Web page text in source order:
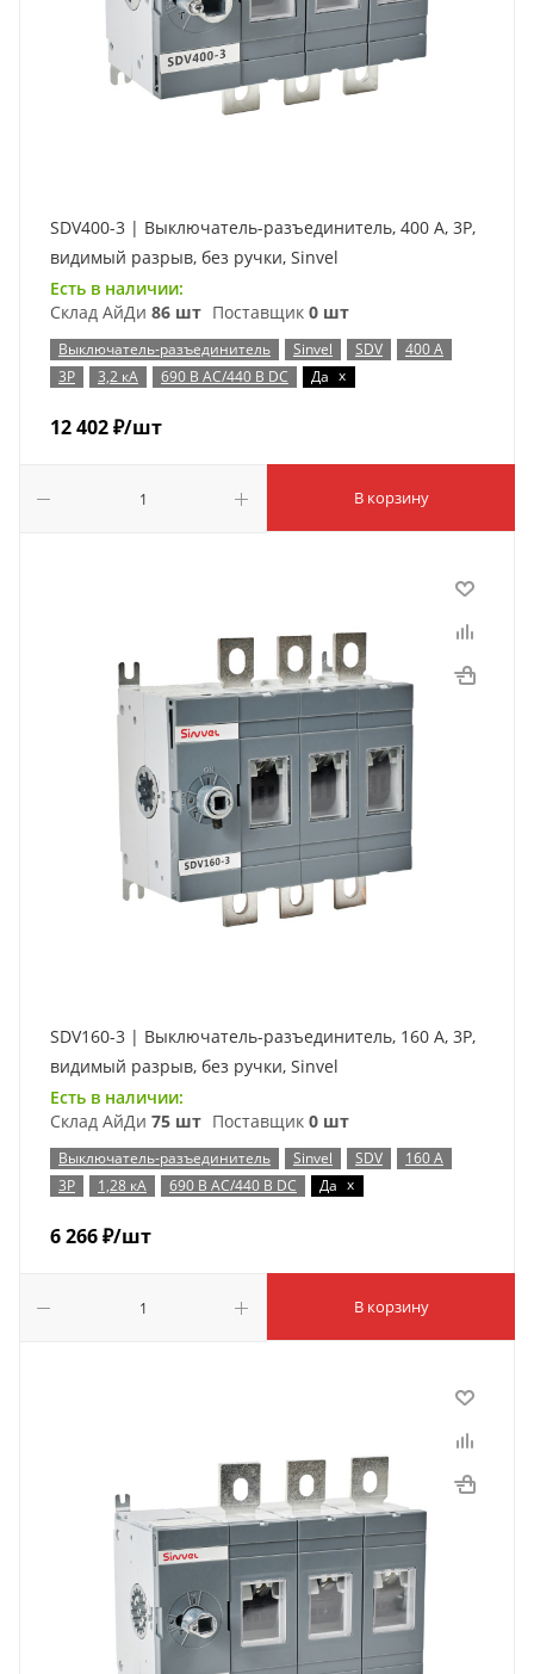
SDV400-3 | Выключатель-разъединитель, 400 А, 3Р,
видимый разрыв, без ручки, Sinvel
Есть в наличии:
Склад АйДи 86 шт Поставщик 0 шт
Выключатель-разъединитель Sinvel SDV
400 А
3P
3,2 кА 690 В AC/440 В DC Да x
12 402₽/шт
В корзину
SDV160-3 | Выключатель-разъединитель, 160 А, 3Р,
видимый разрыв, без ручки, Sinvel
Есть в наличии:
Склад АйДи 75 шт Поставщик 0 шт
Выключатель-разъединитель Sinvel SDV
160 А
3P
1,28 кА 690 В AC/440 В DC Да x
6 266₽/шт
В корзину